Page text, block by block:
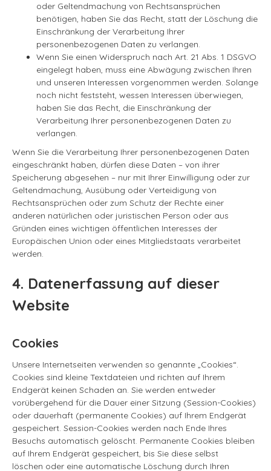
oder Geltendmachung von Rechtsansprüchen
benötigen, haben Sie das Recht, statt der Löschung die
Einschränkung der Verarbeitung Ihrer
personenbezogenen Daten zu verlangen.
Wenn Sie einen Widerspruch nach Art. 21 Abs. 1 DSGVO
eingelegt haben, muss eine Abwägung zwischen Ihren
und unseren Interessen vorgenommen werden. Solange
noch nicht feststeht, wessen Interessen überwiegen,
haben Sie das Recht, die Einschränkung der
Verarbeitung Ihrer personenbezogenen Daten zu
verlangen.
Wenn Sie die Verarbeitung Ihrer personenbezogenen Daten
eingeschränkt haben, dürfen diese Daten – von ihrer
Speicherung abgesehen – nur mit Ihrer Einwilligung oder zur
Geltendmachung, Ausübung oder Verteidigung von
Rechtsansprüchen oder zum Schutz der Rechte einer
anderen natürlichen oder juristischen Person oder aus
Gründen eines wichtigen öffentlichen Interesses der
Europäischen Union oder eines Mitgliedstaats verarbeitet
werden.
4. Datenerfassung auf dieser
Website
Cookies
Unsere Internetseiten verwenden so genannte „Cookies“.
Cookies sind kleine Textdateien und richten auf Ihrem
Endgerät keinen Schaden an. Sie werden entweder
vorübergehend für die Dauer einer Sitzung (Session-Cookies)
oder dauerhaft (permanente Cookies) auf Ihrem Endgerät
gespeichert. Session-Cookies werden nach Ende Ihres
Besuchs automatisch gelöscht. Permanente Cookies bleiben
auf Ihrem Endgerät gespeichert, bis Sie diese selbst
löschen oder eine automatische Löschung durch Ihren